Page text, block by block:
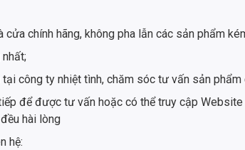
cửa chính hãng, không pha lẫn các sản phẩm
công ty nhiệt tình, chăm sóc tư vấn sản phẩm
để được tư vấn hoặc có thể truy cập
hài lòng
hệ: